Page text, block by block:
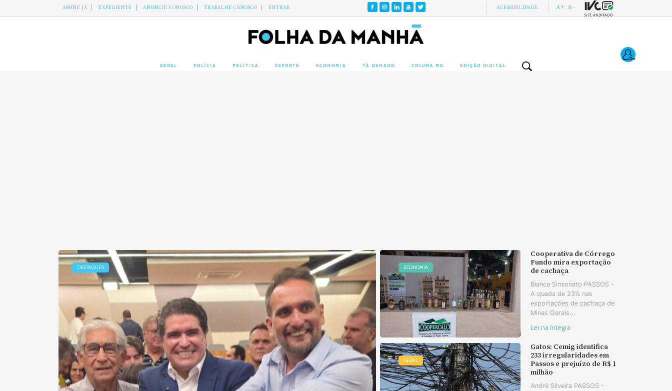
ASSINE JÁ EXPEDIENTE ANUNCIE CONOSCO TRABALHE CONOSCO ENTRAR ACESSIBILIDADE A+ A-
GERAL POLÍCIA POLÍTICA ESPORTE ECONOMIA TÁ DANADO COLUNA MG EDIÇÃO DIGITAL
DESTAQUES ECONOMIA
Cooperativa de Córrego
Fundo mira exportação
de cachaça
Bianca Simionato PASSOS -
A queda de 23% nas
exportações de cachaça de
Minas Gerais...
Ler na íntegra
GERAL
Gatos: Cemig identifica
233 irregularidades em
Passos e prejuízo de R$ 1
milhão
André Silveira PASSOS -